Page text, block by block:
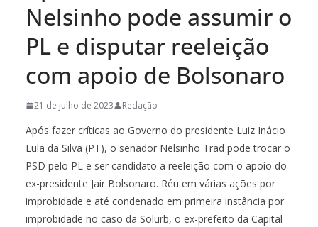
Nelsinho pode assumir o
PL e disputar reeleição
com apoio de Bolsonaro
21 de julho de 2023 Redação
Após fazer críticas ao Governo do presidente Luiz Inácio
Lula da Silva (PT), o senador Nelsinho Trad pode trocar o
PSD pelo PL e ser candidato a reeleição com o apoio do
ex-presidente Jair Bolsonaro. Réu em várias ações por
improbidade e até condenado em primeira instância por
improbidade no caso da Solurb, o ex-prefeito da Capital